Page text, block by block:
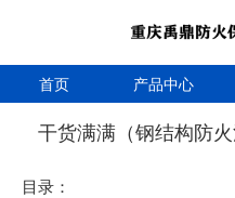
首页 产品中心
干货满满（钢结构防
目录：